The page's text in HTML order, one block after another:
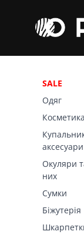
SALE
Одяг
Косметика
аксесуари
Окуляри
них
Сумки
Біжутерія
Фільтр
Ціна
SALE
Розмір (9)